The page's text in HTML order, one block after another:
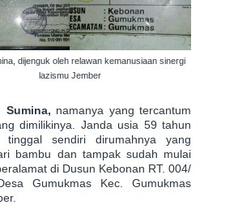
dijenguk oleh relawan kemanusiaan sinergi
lazismu Jember
Sumina, namanya yang tercantum
dimilikinya. Janda usia 59 tahun
sendiri dirumahnya yang
bambu dan tampak sudah mulai
di Dusun Kebonan RT. 004/
Gumukmas Kec. Gumukmas